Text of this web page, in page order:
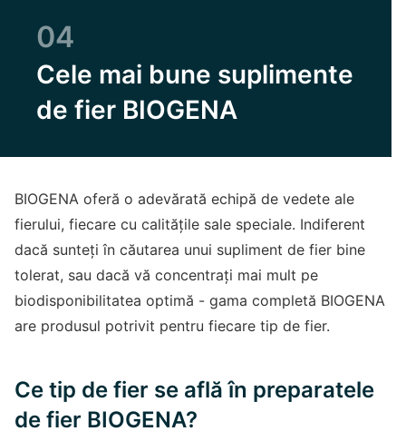
04
Cele mai bune suplimente
de fier BIOGENA
BIOGENA oferă o adevărată echipă de vedete ale
fierului, fiecare cu calitățile sale speciale. Indiferent
dacă sunteți în căutarea unui supliment de fier bine
tolerat, sau dacă vă concentrați mai mult pe
biodisponibilitatea optimă - gama completă BIOGENA
are produsul potrivit pentru fiecare tip de fier.
Ce tip de fier se află în preparatele
de fier BIOGENA?